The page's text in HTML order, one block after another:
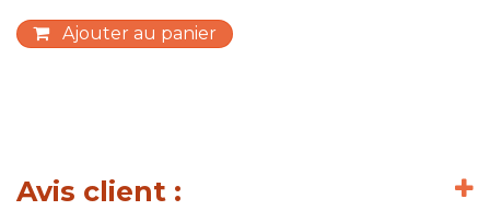
Ajouter au panier
Avis client :